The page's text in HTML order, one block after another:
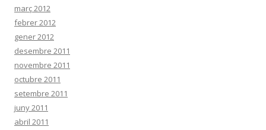
març 2012
febrer 2012
gener 2012
desembre 2011
novembre 2011
octubre 2011
setembre 2011
juny 2011
abril 2011